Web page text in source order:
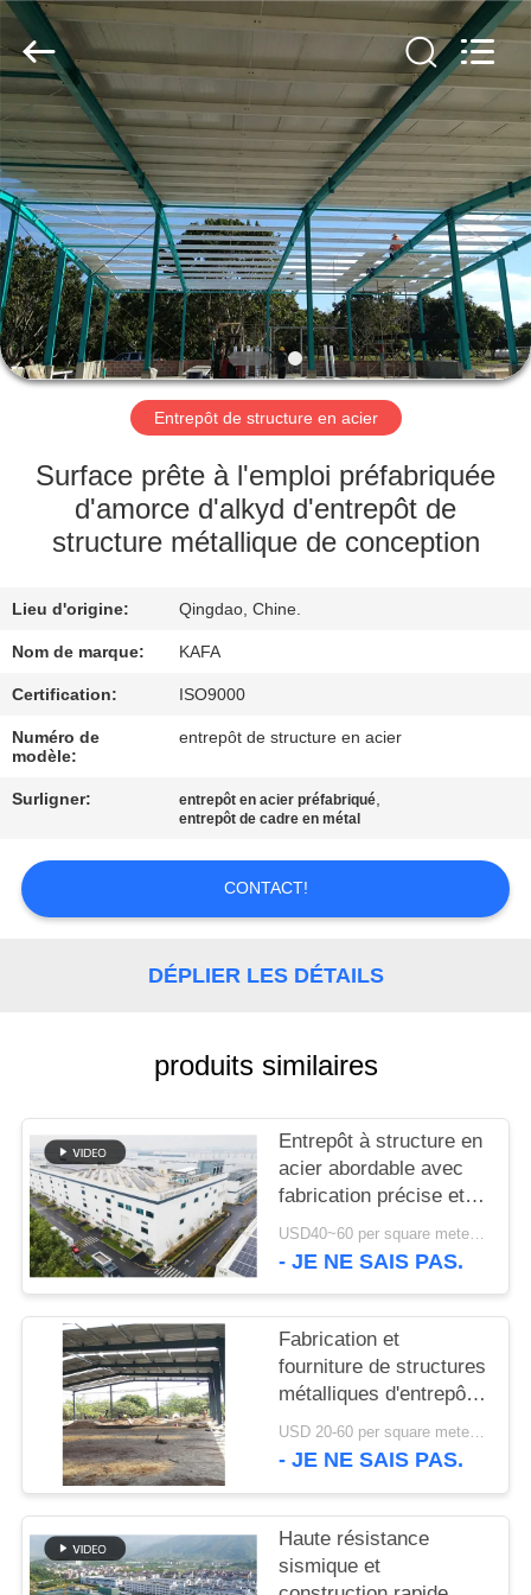
ACCUEIL
PRODUITS
VIDÉOS
SPECTACLE
DE
RÉALITÉ
VIRTUELLE
DE
NOUS
VISITE
DE
L'USINE
CONTRÔLE
QUALITÉ
NOUVELLES
CAS
PLAN
DU
SITE
POLITIQUE
CONFIDENTIALITÉ
Qingdao
KaFa
Fabrication
Co.,
Ltd..
Reserved.
Entrepôt de structure en acier
Surface prête à l'emploi préfabriquée
d'amorce d'alkyd d'entrepôt de
structure métallique de conception
Lieu d'origine: Qingdao, Chine.
Nom de marque: KAFA
Certification: ISO9000
Numéro de
modèle:
entrepôt de structure en acier
Surligner: entrepôt en acier préfabriqué,
entrepôt de cadre en métal
CONTACT!
DÉPLIER LES DÉTAILS
produits similaires
Entrepôt à structure en
acier abordable avec
fabrication précise et
solution de livraison
unique
USD40~60 per square meter MOQ:1000 sqm
- JE NE SAIS PAS.
Fabrication et
fourniture de structures
métalliques d'entrepôt
avec conception de
portiques
USD 20-60 per square meter MOQ:1000 M²
- JE NE SAIS PAS.
Haute résistance
sismique et